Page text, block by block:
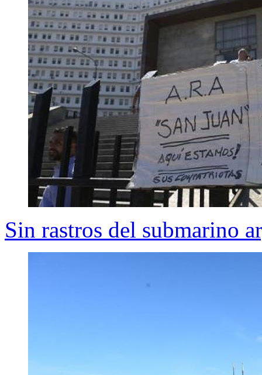
Sin rastros del submarino